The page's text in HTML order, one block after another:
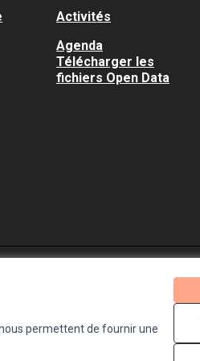
permettent de fournir une
Activités
Agenda
Télécharger les
fichiers Open Data